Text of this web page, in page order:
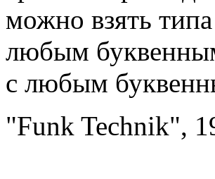
можно взять
любым
с любым
"Funk Technik",